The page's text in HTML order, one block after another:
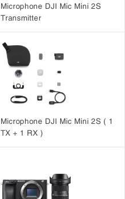
Microphone DJI Mic Mini 2S
Transmitter
Microphone DJI Mic Mini 2S ( 1
TX + 1 RX )